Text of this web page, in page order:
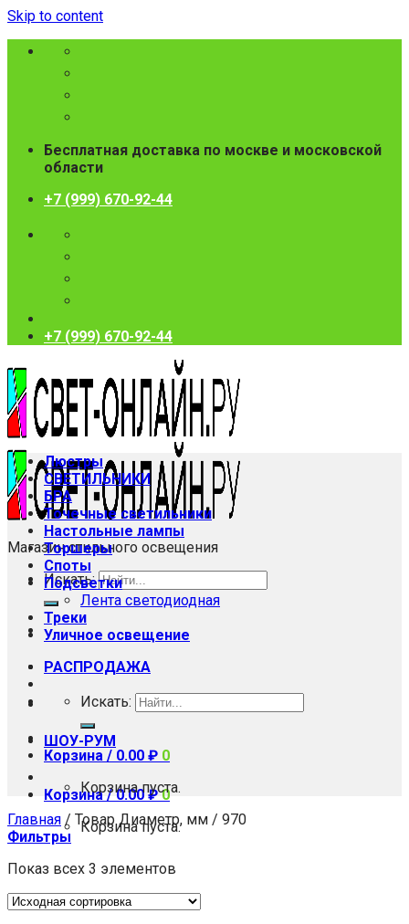
Skip to content
Бесплатная доставка по москве и московской
области
+7 (999) 670-92-44
+7 (999) 670-92-44
Магазин стильного освещения
Искать:
РАСПРОДАЖА
ШОУ-РУМ
Корзина /0.00₽ 0
Корзина пуста.
Люстры
СВЕТИЛЬНИКИ
БРА
Точечные светильники
Настольные лампы
Торшеры
Споты
Подсветки
Лента светодиодная
Треки
Уличное освещение
Искать:
Корзина / 0.00 ₽ 0
Корзина пуста.
Главная / Товар Диаметр, мм / 970
Фильтры
Показ всех 3 элементов